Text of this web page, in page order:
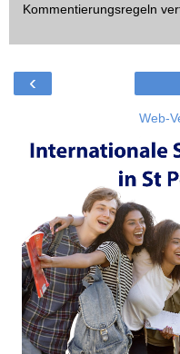
Kommentierungsregeln
‹
Web-